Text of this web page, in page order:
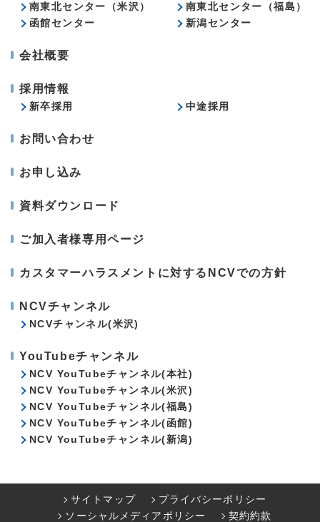
南東北センター（米沢）
南東北センター（福島）
函館センター
新潟センター
会社概要
採用情報
新卒採用 中途採用
お問い合わせ
お申し込み
資料ダウンロード
ご加入者様専用ページ
カスタマーハラスメントに対するNCVでの方針
NCVチャンネル
NCVチャンネル(米沢)
YouTubeチャンネル
NCV YouTubeチャンネル(本社)
NCV YouTubeチャンネル(米沢)
NCV YouTubeチャンネル(福島)
NCV YouTubeチャンネル(函館)
NCV YouTubeチャンネル(新潟)
サイトマップ
プライバシーポリシー
ソーシャルメディアポリシー
契約約款